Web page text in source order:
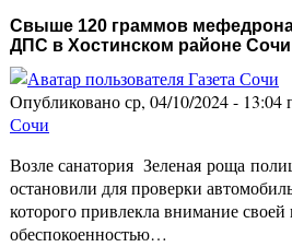
Свыше 120 граммов
ДПС в Хостинском районе Сочи
Опубликовано ср, 04/10/2024 - 13:04
Сочи
Возле санатория Зеленая роща
остановили для проверки
которого привлекла внимание
обеспокоенностью…